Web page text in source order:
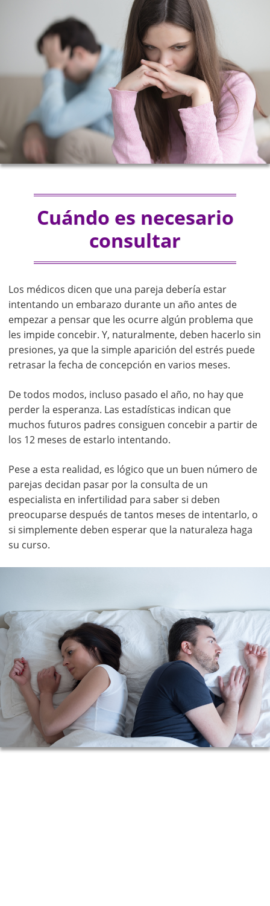
Cuándo es necesario
consultar
Los médicos dicen que una pareja debería estar
intentando un embarazo durante un año antes de
empezar a pensar que les ocurre algún problema que
les impide concebir. Y, naturalmente, deben hacerlo sin
presiones, ya que la simple aparición del estrés puede
retrasar la fecha de concepción en varios meses.
De todos modos, incluso pasado el año, no hay que
perder la esperanza. Las estadísticas indican que
muchos futuros padres consiguen concebir a partir de
los 12 meses de estarlo intentando.
Pese a esta realidad, es lógico que un buen número de
parejas decidan pasar por la consulta de un
especialista en infertilidad para saber si deben
preocuparse después de tantos meses de intentarlo, o
si simplemente deben esperar que la naturaleza haga
su curso.